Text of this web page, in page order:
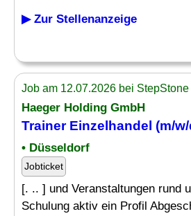
▶ Zur Stellenanzeige
Job am 12.07.2026 bei
Haeger Holding GmbH
Trainer Einzelhandel (m/
• Düsseldorf
Jobticket
[. .. ] und Veranstaltungen rund
Schulung aktiv ein Profil